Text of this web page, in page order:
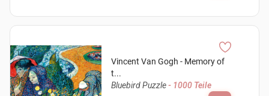
Vincent Van Gogh - Memory of
t...
Bluebird Puzzle- 1000 Teile